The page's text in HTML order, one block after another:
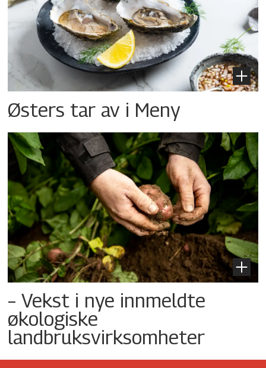
Østers tar av i Meny
– Vekst i nye innmeldte
økologiske
landbruksvirksomheter